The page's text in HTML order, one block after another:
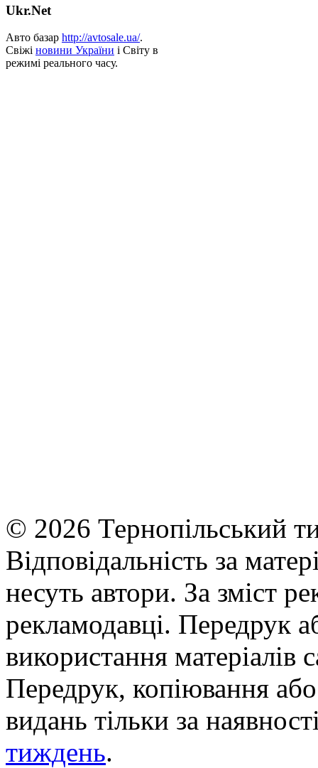
Ukr.Net
Авто базар http://avtosale.ua/.
Свіжі новини України і Світу в
режимі реального часу.
© 2026 Тернопільський
Відповідальність за
несуть автори. За зміст
рекламодавці. Передрук
використання матеріалів
Передрук, копіювання
видань тільки за
тиждень.